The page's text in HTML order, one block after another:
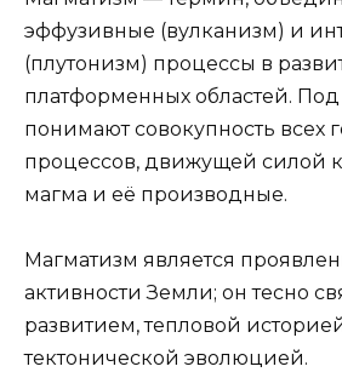
эффузивные (вулканизм) и
(плутонизм) процессы в
платформенных областей.
понимают совокупность всех
процессов, движущей силой
магма и её производные.
Магматизм является
активности Земли; он тесно
развитием, тепловой
тектонической эволюцией.